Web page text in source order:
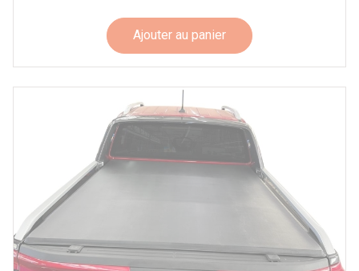
Ajouter au panier